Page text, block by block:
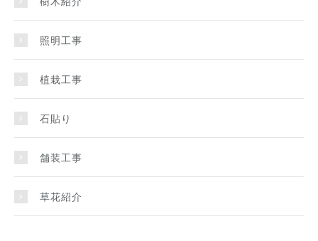
照明工事
植栽工事
石貼り
舗装工事
草花紹介